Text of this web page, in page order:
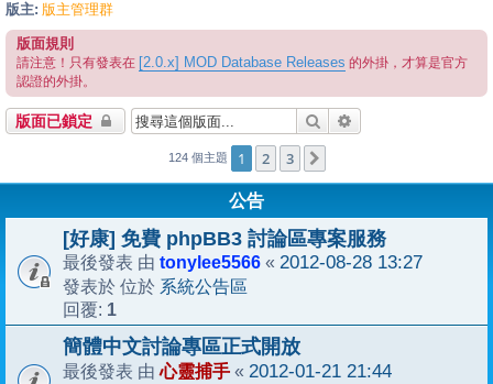
版主: 版主管理群
版面規則
請注意！只有發表在 [2.0.x] MOD Database Releases 的外掛，才算是官方
認證的外掛。
版面已鎖定 搜尋
124 個主題 1 2 3
公告
[好康] 免費 phpBB3 討論區專案服務
最後發表 由 tonylee5566 « 2012-08-28 13:27
發表於 位於 系統公告區
回覆: 1
簡體中文討論專區正式開放
最後發表 由心靈捕手 « 2012-01-21 21:44